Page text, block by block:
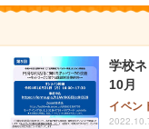
学校
10月
イベン